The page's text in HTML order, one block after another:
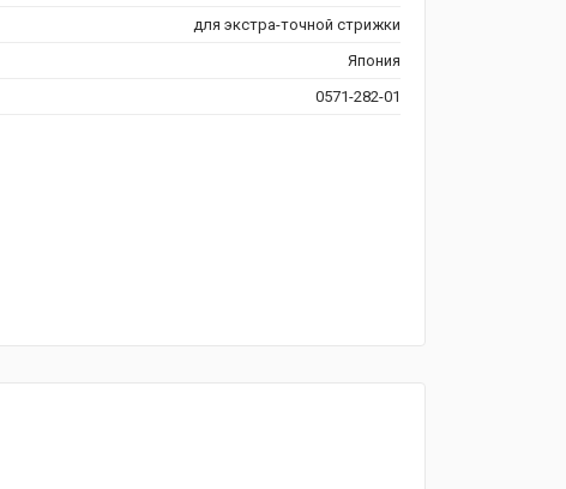
для экстра-точной стрижки
Япония
0571-282-01